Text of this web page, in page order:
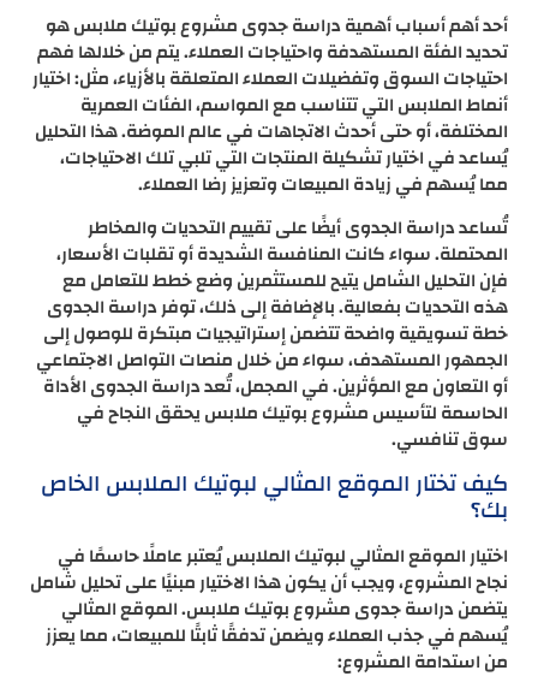
أحد أهم أسباب أهمية دراسة جدوى مشروع بوتيك ملابس هو
تحديد الفئة المستهدفة واحتياجات العملاء. يتم من خلالها فهم
احتياجات السوق وتفضيلات العملاء المتعلقة بالأزياء، مثل: اختيار
أنماط الملابس التي تتناسب مع المواسم، الفئات العمرية
المختلفة، أو حتى أحدث الاتجاهات في عالم الموضة. هذا التحليل
يُساعد في اختيار تشكيلة المنتجات التي تلبي تلك الاحتياجات،
مما يُسهم في زيادة المبيعات وتعزيز رضا العملاء.
تُساعد دراسة الجدوى أيضًا على تقييم التحديات والمخاطر
المحتملة. سواء كانت المنافسة الشديدة أو تقلبات الأسعار،
فإن التحليل الشامل يتيح للمستثمرين وضع خطط للتعامل مع
هذه التحديات بفعالية. بالإضافة إلى ذلك، توفر دراسة الجدوى
خطة تسويقية واضحة تتضمن إستراتيجيات مبتكرة للوصول إلى
الجمهور المستهدف، سواء من خلال منصات التواصل الاجتماعي
أو التعاون مع المؤثرين. في المجمل، تُعد دراسة الجدوى الأداة
الحاسمة لتأسيس مشروع بوتيك ملابس يحقق النجاح في
سوق تنافسي.
كيف تختار الموقع المثالي لبوتيك الملابس الخاص
بك؟
اختيار الموقع المثالي لبوتيك الملابس يُعتبر عاملًا حاسمًا في
نجاح المشروع، ويجب أن يكون هذا الاختيار مبنيًا على تحليل شامل
يتضمن دراسة جدوى مشروع بوتيك ملابس. الموقع المثالي
يُسهم في جذب العملاء ويضمن تدفقًا ثابتًا للمبيعات، مما يعزز
من استدامة المشروع: